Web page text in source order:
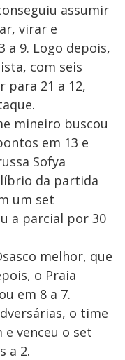
assumir
virar e
a 9. Logo depois,
com seis
para 21 a 12,
mineiro buscou
em 13 e
Sofya
da partida
um set
a parcial por 30
melhor, que
o Praia
em 8 a 7.
o time
venceu o set
a 2.